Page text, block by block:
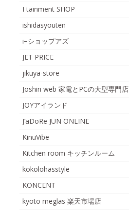
I tainment SHOP
ishidasyouten
i−ショップアズ
JET PRICE
jikuya-store
Joshin web 家電とPCの大型専門店
JOYアイランド
J’aDoRe JUN ONLINE
KinuVibe
Kitchen room キッチンルーム
kokolohasstyle
KONCENT
kyoto meglas 楽天市場店